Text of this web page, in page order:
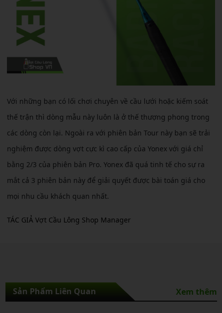
Với những bạn có lối chơi chuyên về cầu lưới hoặc kiếm soát
thế trận thì dòng mẫu này luôn là ở thế thượng phong trong
các dòng còn lại. Ngoài ra với phiên bản Tour này bạn sẽ trải
nghiệm được dòng vợt cực kì cao cấp của Yonex với giá chỉ
bằng 2/3 của phiên bản Pro. Yonex đã quá tinh tế cho sự ra
mắt cả 3 phiên bản này để giải quyết được bài toán giá cho
mọi nhu cầu khách quan nhất.
TÁC GIẢ Vợt Cầu Lông Shop Manager
Sản Phẩm Liên Quan Xem thêm